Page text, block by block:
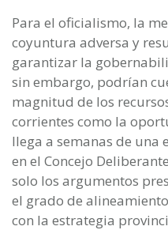
Para el oficialismo, la
coyuntura adversa y
garantizar la
sin embargo, podrían
magnitud de los
corrientes como la
llega a semanas de una
en el Concejo
solo los argumentos
el grado de
con la estrategia